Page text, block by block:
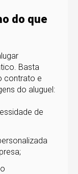
do que
Basta
contrato e
do aluguel:
de